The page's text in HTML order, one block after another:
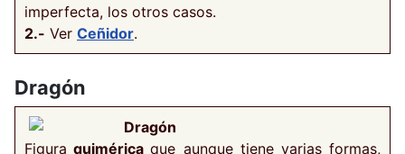
imperfecta, los otros casos.
2.- Ver Ceñidor.
Dragón
Dragón
Figura quiméricaque aunque tiene varias formas,